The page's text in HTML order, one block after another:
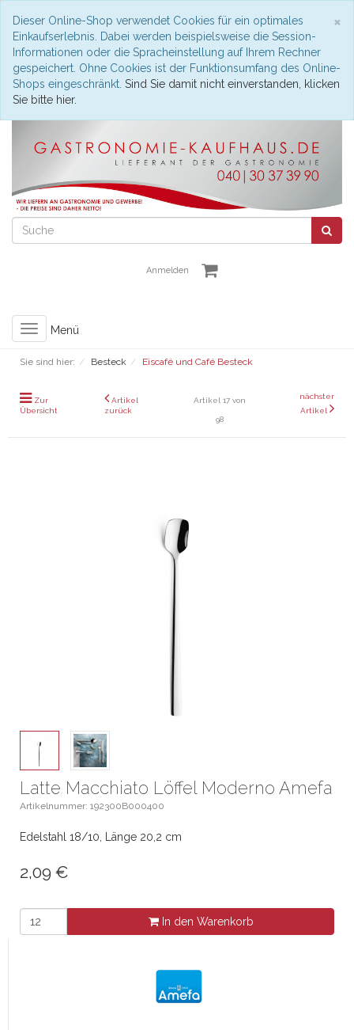
×
Dieser Online-Shop verwendet Cookies für ein optimales
Einkaufserlebnis. Dabei werden beispielsweise die Session-
Informationen oder die Spracheinstellung auf Ihrem Rechner
gespeichert. Ohne Cookies ist der Funktionsumfang des Online-
Shops eingeschränkt. Sind Sie damit nicht einverstanden, klicken
Sie bitte hier.
Anmelden
Toggle
navigation
Menü
Sie sind hier: Besteck Eiscafé und Café Besteck
Zur
Übersicht
Artikel
zurück
Artikel 17 von
98
nächster
Artikel
Latte Macchiato Löffel Moderno Amefa
Artikelnummer: 192300B000400
Edelstahl 18/10, Länge 20,2 cm
2,09 €
In den Warenkorb